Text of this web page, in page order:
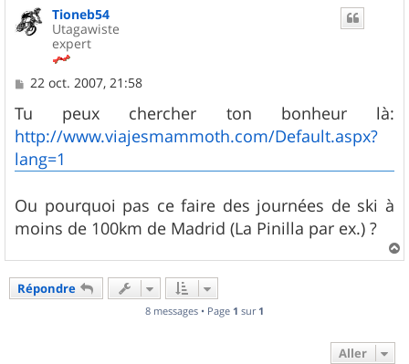
Tioneb54
Utagawiste
expert
M
s
s
a
g
e
22 oct. 2007, 21:58
Tu peux chercher ton bonheur là:
http://www.viajesmammoth.com/Default.aspx?
lang=1
Ou pourquoi pas ce faire des journées de ski à
moins de 100km de Madrid (La Pinilla par ex.) ?
a
Répondre
8 messages • Page 1 sur 1
Aller